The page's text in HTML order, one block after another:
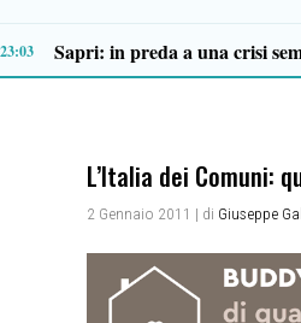
Tortorella celebra la Fiera di San Basilio: tra antichi mestieri, bestiame e la musica della Bandabardò 14:49
L’Italia dei Comuni:
2 Gennaio 2011 | di Giuseppe